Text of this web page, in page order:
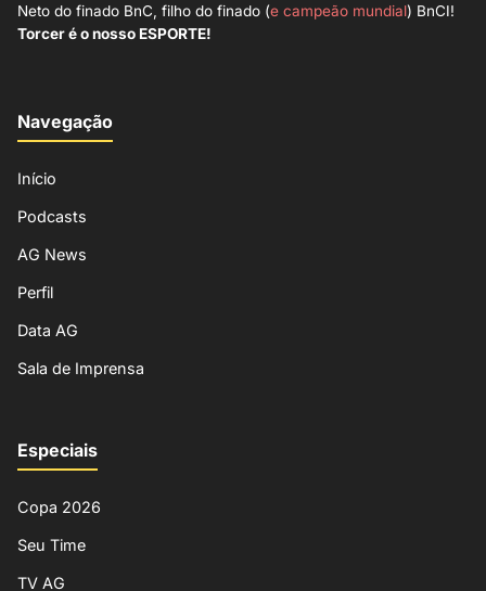
Neto do finado BnC, filho do finado (e campeão mundial) BnCI!
Torcer é o nosso ESPORTE!
Navegação
Início
Podcasts
AG News
Perfil
Data AG
Sala de Imprensa
Especiais
Copa 2026
Seu Time
TV AG